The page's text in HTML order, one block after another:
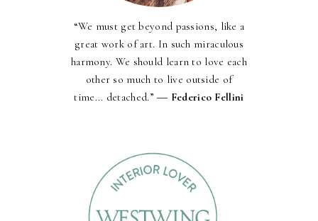
“We must get beyond passions, like a
great work of art. In such miraculous
harmony. We should learn to love each
other so much to live outside of
time... detached.” ― Federico Fellini